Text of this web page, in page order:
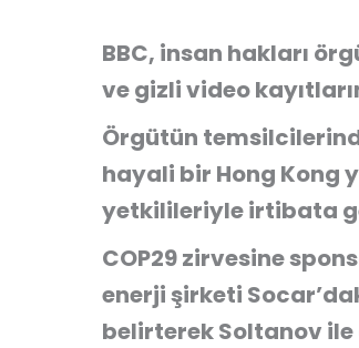
BBC, insan hakları
ve gizli video
Örgütün
hayali bir Hong Kong
yetkilileriyle irtibata
COP29 zirvesine
enerji şirketi
belirterek Soltanov